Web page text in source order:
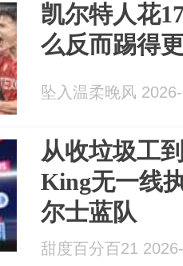
凯尔特人花
么反而踢得
坠入温柔晚风
从收垃圾工
King无一线
尔士蓝队
甜度百分百21